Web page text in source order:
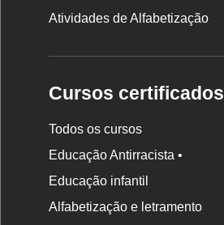
Atividades de Alfabetização
Cursos certificados
Todos os cursos
Educação Antirracista •
Educação infantil
Alfabetização e letramento